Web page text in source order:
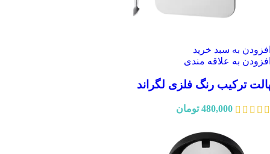
به سبد خرید
به علاقه مندی
ترکیب رنگ فلزی لگراند
480,000 تومان